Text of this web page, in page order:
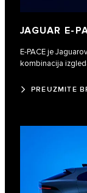
JAGUAR
E‑PACE je
kombinacija
PREUZMITE